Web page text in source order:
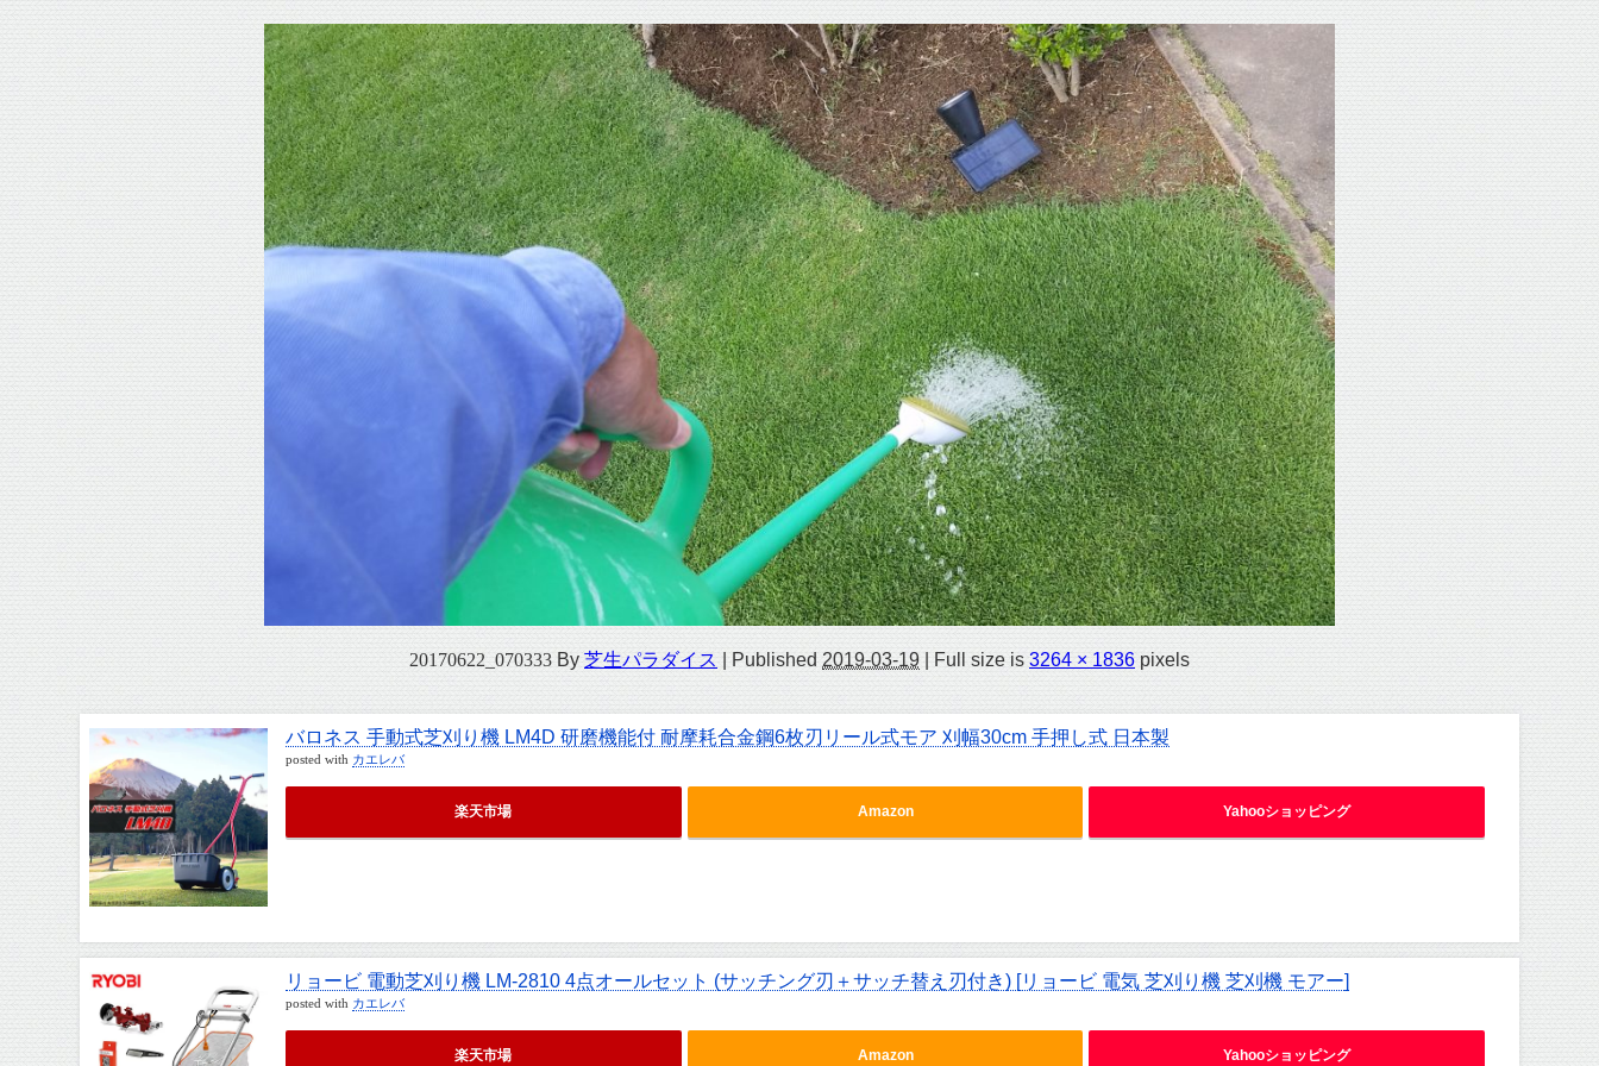
20170622_070333 By 芝生パラダイス Published 2019-03-19 Full size is 3264 × 1836 pixels
バロネス 手動式芝刈り機 LM4D 研磨機能付 耐摩耗合金鋼6枚刃リール式モア 刈幅30cm 手押し式 日本製
posted with カエレバ
楽天市場 Amazon Yahooショッピング
リョービ 電動芝刈り機 LM-2810 4点オールセット (サッチング刃＋サッチ替え刃付き) [リョービ 電気 芝刈り機 芝刈機 モアー]
posted with カエレバ
楽天市場 Amazon Yahooショッピング